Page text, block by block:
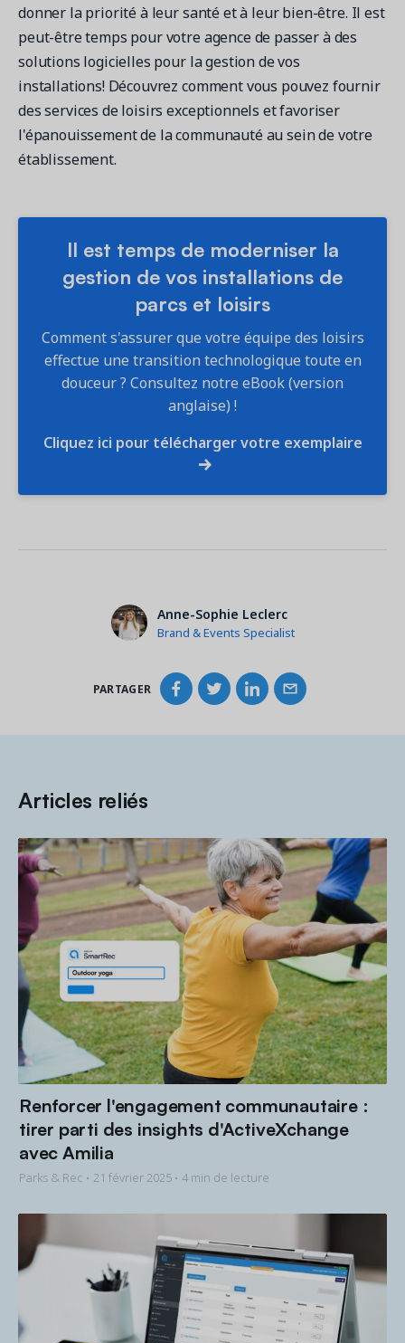
donner la priorité à leur santé et à leur bien-être. Il est
peut-être temps pour votre agence de passer à des
solutions logicielles pour la gestion de vos
installations! Découvrez comment vous pouvez fournir
des services de loisirs exceptionnels et favoriser
l'épanouissement de la communauté au sein de votre
établissement.
Il est temps de moderniser la
gestion de vos installations de
parcs et loisirs
Comment s'assurer que votre équipe des loisirs
effectue une transition technologique toute en
douceur ? Consultez notre eBook (version
anglaise) !
Cliquez ici pour télécharger votre exemplaire
Anne-Sophie Leclerc
Brand & Events Specialist
PARTAGER
Articles reliés
Renforcer l'engagement communautaire :
tirer parti des insights d'ActiveXchange
avec Amilia
Parks & Rec • 21 février 2025 • 4 min de lecture